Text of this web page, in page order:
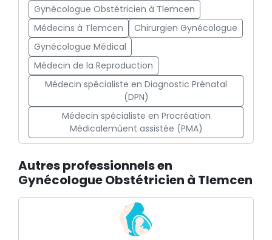
Gynécologue Obstétricien à Tlemcen
Médecins à Tlemcen
Chirurgien Gynécologue
Gynécologue Médical
Médecin de la Reproduction
Médecin spécialiste en Diagnostic Prénatal
(DPN)
Médecin spécialiste en Procréation
Médicalemùent assistée (PMA)
Autres professionnels en
Gynécologue Obstétricien à Tlemcen